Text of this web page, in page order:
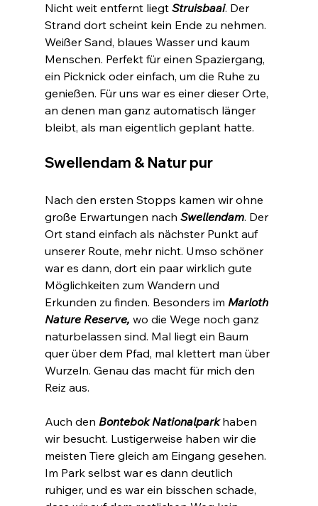
Nicht weit entfernt liegt Struisbaai. Der
Strand dort scheint kein Ende zu nehmen.
Weißer Sand, blaues Wasser und kaum
Menschen. Perfekt für einen Spaziergang,
ein Picknick oder einfach, um die Ruhe zu
genießen. Für uns war es einer dieser Orte,
an denen man ganz automatisch länger
bleibt, als man eigentlich geplant hatte.
Swellendam & Natur pur
Nach den ersten Stopps kamen wir ohne
große Erwartungen nach Swellendam. Der
Ort stand einfach als nächster Punkt auf
unserer Route, mehr nicht. Umso schöner
war es dann, dort ein paar wirklich gute
Möglichkeiten zum Wandern und
Erkunden zu finden. Besonders im Marloth
Nature Reserve, wo die Wege noch ganz
naturbelassen sind. Mal liegt ein Baum
quer über dem Pfad, mal klettert man über
Wurzeln. Genau das macht für mich den
Reiz aus.
Auch den Bontebok Nationalpark haben
wir besucht. Lustigerweise haben wir die
meisten Tiere gleich am Eingang gesehen.
Im Park selbst war es dann deutlich
ruhiger, und es war ein bisschen schade,